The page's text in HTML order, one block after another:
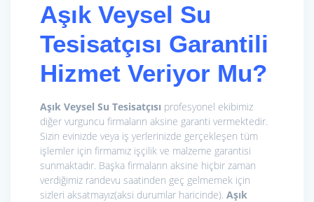
Aşık Veysel Su
Tesisatçısı Garantili
Hizmet Veriyor Mu?
Aşık Veysel Su Tesisatçısı profesyonel ekibimiz
diğer vurguncu firmaların aksine garanti vermektedir.
Sizin evinizde veya iş yerlerinizde gerçekleşen tüm
işlemler için firmamız işçilik ve malzeme garantisi
sunmaktadır. Başka firmaların aksine hiçbir zaman
verdiğimiz randevu saatinden geç gelmemek için
sizleri aksatmayız(aksi durumlar haricinde). Aşık